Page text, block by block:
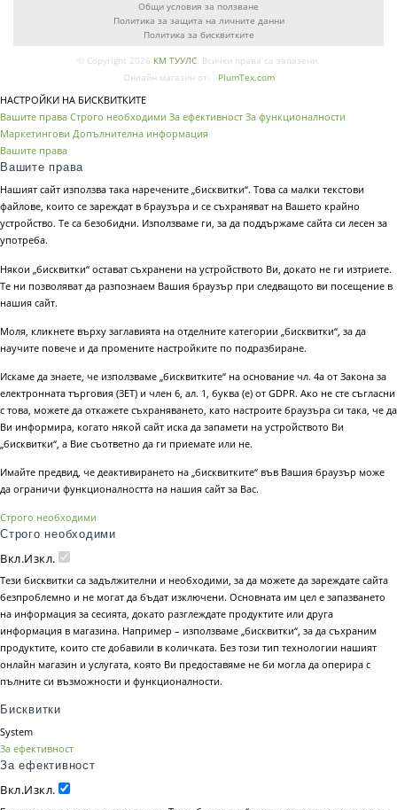
Общи условия за ползване
Политика за защита на личните данни
Политика за бисквитките
© Copyright 2026 КМ ТУУЛС. Всички права са запазени.
Онлайн магазин от:
PlumTex.com
НАСТРОЙКИ НА БИСКВИТКИТЕ
Вашите права Строго необходими За ефективност За функционалности
Маркетингови Допълнителна информация
Вашите права
Вашите права
Нашият сайт използва така наречените „бисквитки“. Това са малки текстови
файлове, които се зареждат в браузъра и се съхраняват на Вашето крайно
устройство. Те са безобидни. Използваме ги, за да поддържаме сайта си лесен за
употреба.
Някои „бисквитки“ остават съхранени на устройството Ви, докато не ги изтриете.
Те ни позволяват да разпознаем Вашия браузър при следващото ви посещение в
нашия сайт.
Моля, кликнете върху заглавията на отделните категории „бисквитки“, за да
научите повече и да промените настройките по подразбиране.
Искаме да знаете, че използваме „бисквитките“ на основание чл. 4а от Закона за
електронната търговия (ЗЕТ) и член 6, ал. 1, буква (е) от GDPR. Ако не сте съгласни
с това, можете да откажете съхраняването, като настроите браузъра си така, че да
Ви информира, когато някой сайт иска да запамети на устройството Ви
„бисквитки“, а Вие съответно да ги приемате или не.
Имайте предвид, че деактивирането на „бисквитките“ във Вашия браузър може
да ограничи функционалността на нашия сайт за Вас.
Строго необходими
Строго необходими
Вкл.Изкл.
Тези бисквитки са задължителни и необходими, за да можете да зареждате сайта
безпроблемно и не могат да бъдат изключени. Основната им цел е запазването
на информация за сесията, докато разглеждате продуктите или друга
информация в магазина. Например – използваме „бисквитки“, за да съхраним
продуктите, които сте добавили в количката. Без този тип технологии нашият
онлайн магазин и услугата, която Ви предоставяме не би могла да оперира с
пълните си възможности и функционалности.
Бисквитки
System
За ефективност
За ефективност
Вкл.Изкл.